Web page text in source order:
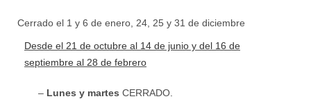
Cerrado el 1 y 6 de enero, 24, 25 y 31 de diciembre
Desde el 21 de octubre al 14 de junio y del 16 de
septiembre al 28 de febrero
– Lunes y martes CERRADO